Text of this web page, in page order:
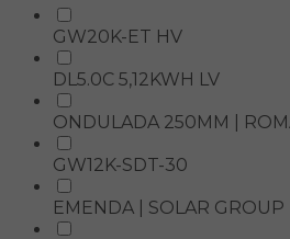
GW20K-ET HV
DL5.0C 5,12KWH LV
ONDULADA 250MM |
GW12K-SDT-30
EMENDA | SOLAR GROUP